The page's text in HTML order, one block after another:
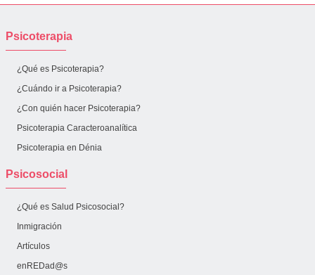
Psicoterapia
¿Qué es Psicoterapia?
¿Cuándo ir a Psicoterapia?
¿Con quién hacer Psicoterapia?
Psicoterapia Caracteroanalítica
Psicoterapia en Dénia
Psicosocial
¿Qué es Salud Psicosocial?
Inmigración
Artículos
enREDad@s